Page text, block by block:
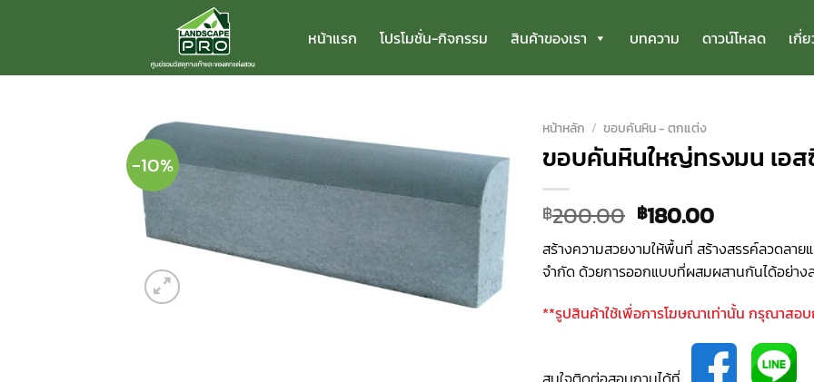
เนื้อหา
หน้าแรก โปรโมชั่น-กิจกรรม สินค้าของเรา บทความ ดาวน์โหลด เกี่
-10%
หน้าหลัก / ขอบคันหิน - ตกแต่ง
ขอบคันหินใหญ่ทรงมน เอส
฿200.00 Original
price
was:
฿200.00.
฿180.00Current
price
is:
฿180.00.
สร้างความสวยงามให้พื้นที่ สร้างสรรค์ลวดลา
จำกัด ด้วยการออกแบบที่ผสมผสานกันได้อย่าง
**รูปสินค้าใช้เพื่อการโฆษณาเท่านั้น กรุณาสอ